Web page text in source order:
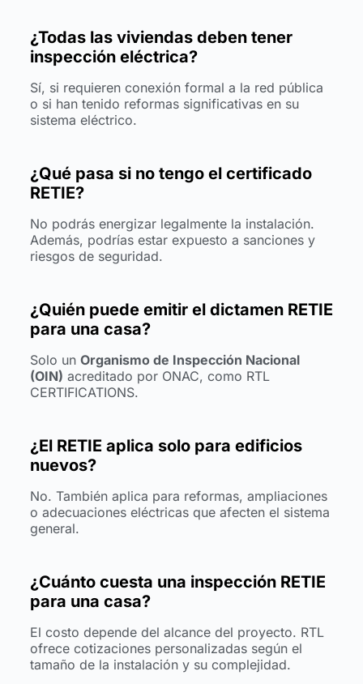
¿Todas las viviendas deben tener
inspección eléctrica?
Sí, si requieren conexión formal a la red pública
o si han tenido reformas significativas en su
sistema eléctrico.
¿Qué pasa si no tengo el certificado
RETIE?
No podrás energizar legalmente la instalación.
Además, podrías estar expuesto a sanciones y
riesgos de seguridad.
¿Quién puede emitir el dictamen RETIE
para una casa?
Solo un Organismo de Inspección Nacional
(OIN) acreditado por ONAC, como RTL
CERTIFICATIONS.
¿El RETIE aplica solo para edificios
nuevos?
No. También aplica para reformas, ampliaciones
o adecuaciones eléctricas que afecten el sistema
general.
¿Cuánto cuesta una inspección RETIE
para una casa?
El costo depende del alcance del proyecto. RTL
ofrece cotizaciones personalizadas según el
tamaño de la instalación y su complejidad.